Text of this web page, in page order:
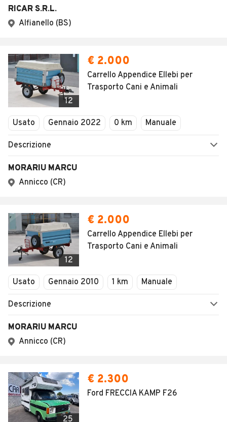
RICAR S.R.L.
Alfianello (BS)
12
€ 2.000
Carrello Appendice Ellebi per
Trasporto Cani e Animali
Usato Gennaio 2022 0 km Manuale
Descrizione
MORARIU MARCU
Annicco (CR)
12
€ 2.000
Carrello Appendice Ellebi per
Trasporto Cani e Animali
Usato Gennaio 2010 1 km Manuale
Descrizione
MORARIU MARCU
Annicco (CR)
25
€ 2.300
Ford FRECCIA KAMP F26